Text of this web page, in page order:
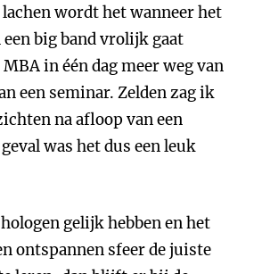
wordt het wanneer het
big band vrolijk gaat
in één dag meer weg van
een seminar. Zelden zag ik
na afloop van een
was het dus een leuk
gelijk hebben en het
ontspannen sfeer de juiste